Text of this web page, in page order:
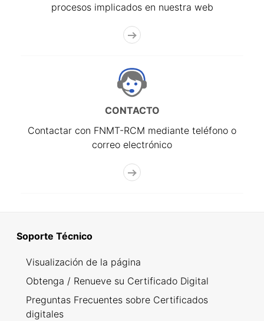
procesos implicados en nuestra web
CONTACTO
Contactar con FNMT-RCM mediante teléfono o
correo electrónico
Soporte Técnico
Visualización de la página
Obtenga / Renueve su Certificado Digital
Preguntas Frecuentes sobre Certificados
digitales